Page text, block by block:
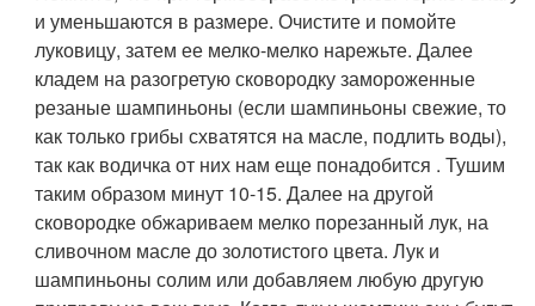
и уменьшаются в размере. Очистите и помойте
луковицу, затем ее мелко-мелко нарежьте. Далее
кладем на разогретую сковородку замороженные
резаные шампиньоны (если шампиньоны свежие, то
как только грибы схватятся на масле, подлить воды),
так как водичка от них нам еще понадобится . Тушим
таким образом минут 10-15. Далее на другой
сковородке обжариваем мелко порезанный лук, на
сливочном масле до золотистого цвета. Лук и
шампиньоны солим или добавляем любую другую